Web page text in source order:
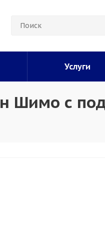
Услуги
Шимо с